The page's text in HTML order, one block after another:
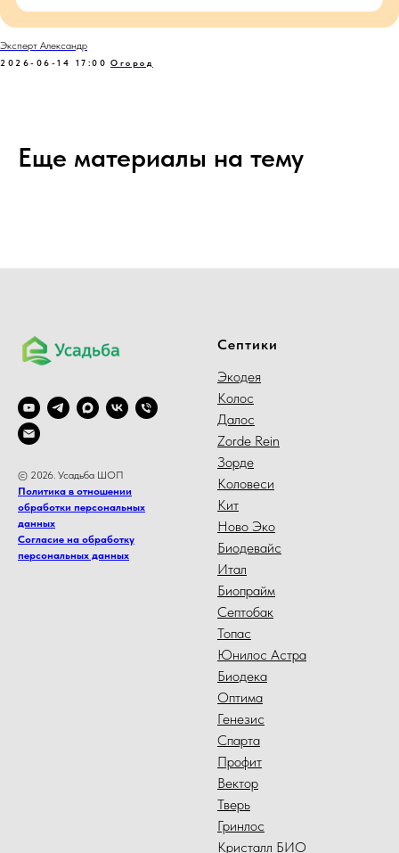
Эксперт Александр
2026-06-14 17:00 Огород
Еще материалы на тему
© 2026. Усадьба ШОП
Политика в отношении
обработки персональных
данных
Согласие на обработку
персональных данных
Септики
Экодея
Колос
Далос
Zorde Rein
Зорде
Коловеси
Кит
Ново Эко
Биодевайс
Итал
Биопрайм
Септобак
Топас
Юнилос Астра
Биодека
Оптима
Генезис
Спарта
Профит
Вектор
Тверь
Гринлос
Кристалл БИО